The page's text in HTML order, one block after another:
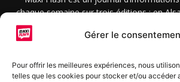
Gérer le
Pour offrir les meilleures expériences, nous
telles que les cookies pour stocker et/ou accéder
chaque semaine sur trois éditions : en
2015, dans les secteurs d’Obernai-
2022, et à Colmar, Vignoble et Plaine